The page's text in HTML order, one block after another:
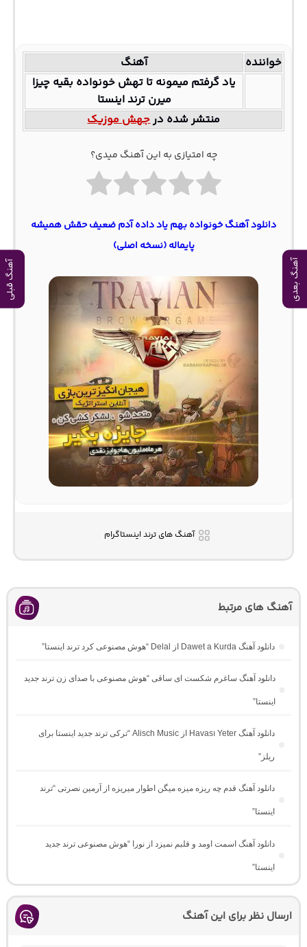
آهنگ بعدی آهنگ قبلی
خواننده
آهنگ
یاد گرفتم میمونه تا تهش خونواده بقیه چیزا
میرن ترند اینستا
منتشر شده درجهش موزیک
چه امتیازی به این آهنگ میدی؟
دانلود آهنگ خونواده بهم یاد داده آدم ضعیف حقش همیشه
پایماله (نسخه اصلی)
آهنگ های ترند اینستاگرام
آهنگ های مرتبط
دانلود آهنگ Dawet a Kurda از Delal “هوش مصنوعی کرد ترند اینستا”
دانلود آهنگ ساغرم شکست ای ساقی “هوش مصنوعی با صدای زن ترند جدید
اینستا”
دانلود آهنگ Havası Yeter از Alisch Music “ترکی ترند جدید اینستا برای
ریلز”
دانلود آهنگ ﻗﺪم ﭼﻪ رﻳﺰه ﻣﻴﺰه ﻣﻴﮕﻦ اﻃﻮار ﻣﻴﺮﻳﺰه از آرمین نصرتی “ترند
اینستا”
دانلود آهنگ اسمت اومد و قلبم نمیزد از نورا “هوش مصنوعی ترند جدید
اینستا”
ارسال نظر برای این آهنگ